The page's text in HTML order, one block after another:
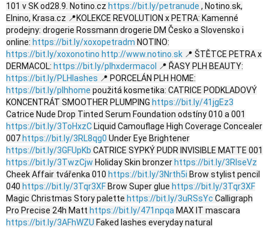
101 v SK od28.9. Notino.cz https://bit.ly/petranude , Notino.sk,
Elnino, Krasa.cz 📍KOLEKCE REVOLUTION x PETRA: Kamenné
prodejny: drogerie Rossmann drogerie DM Česko a Slovensko i
online: https://bit.ly/xoxopetradm NOTINO:
https://bit.ly/xoxonotino http://www.notino.sk 📍 ŠTĚTCE PETRA x
DERMACOL: https://bit.ly/plhxdermacol 📍 ŘASY PLH BEAUTY:
https://bit.ly/PLHlashes 📍 PORCELÁN PLH HOME:
https://bit.ly/plhhome použitá kosmetika: CATRICE PODKLADOVÝ
KONCENTRÁT SMOOTHER PLUMPING https://bit.ly/41jgEz3
Catrice Nude Drop Tinted Serum Foundation odstíny 010 a 001
https://bit.ly/3ToHxzC Liquid Camouflage High Coverage Concealer
007 https://bit.ly/3RL8qg0 Under Eye Brightener
https://bit.ly/3GFUpKb CATRICE SYPKÝ PUDR INVISIBLE MATTE 001
https://bit.ly/3TwzCjw Holiday Skin bronzer https://bit.ly/3RlseVz
Cheek Affair tvářenka 010 https://bit.ly/3Nrth5i Brow stylist pencil
040 https://bit.ly/3Tqr3XF Brow Super glue https://bit.ly/3Tqr3XF
Magic Christmas Story palette https://bit.ly/3uRSsYc Calligraph
Pro Precise 24h Matt https://bit.ly/471npqa MAX IT mascara
https://bit.ly/3AFhWZU Faked lashes everyday natural